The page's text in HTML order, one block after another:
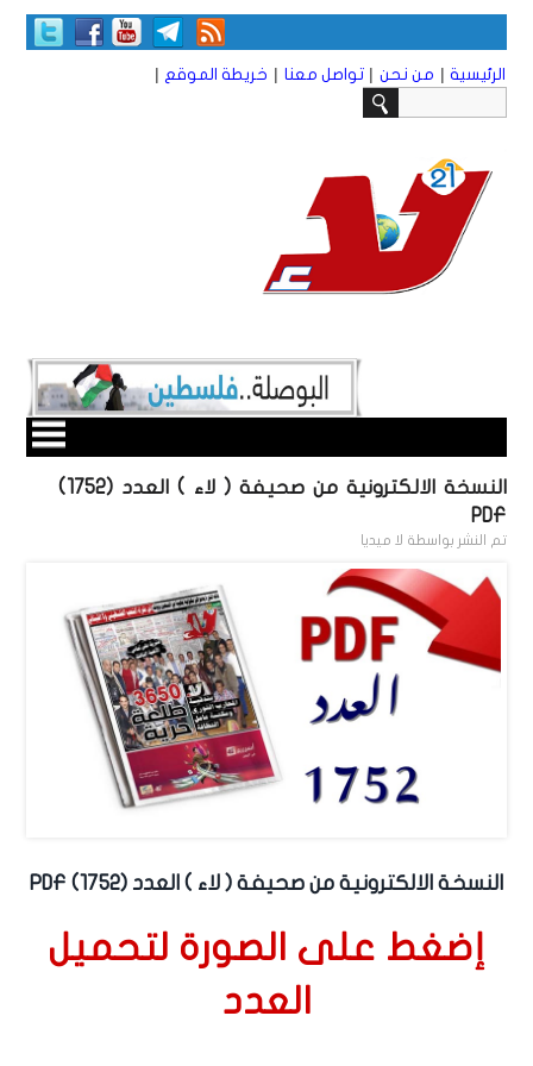
الرئيسية | من نحن | تواصل معنا | خريطة الموقع |
النسخة الالكترونية من صحيفة ( لاء ) العدد (1752)
PDF
تم النشر بواسطة لا ميديا
النسخة الالكترونية من صحيفة ( لاء ) العدد (1752) PDF
إضغط على الصورة لتحميل
العدد